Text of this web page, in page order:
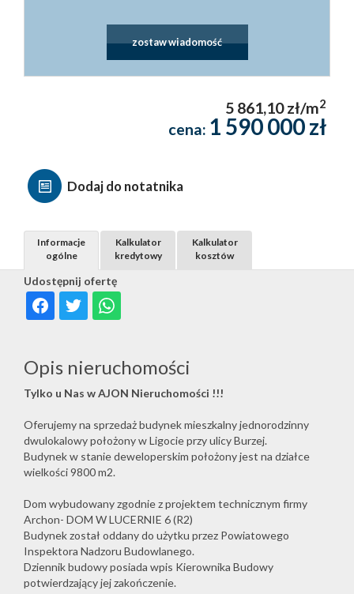
zostaw wiadomość
5 861,10 zł/m2
cena: 1 590 000 zł
Dodaj do notatnika
Udostępnij ofertę
Informacje
ogólne
Kalkulator
kredytowy
Kalkulator
kosztów
Opis nieruchomości
Tylko u Nas w AJON Nieruchomości !!!
Oferujemy na sprzedaż budynek mieszkalny jednorodzinny
dwulokalowy położony w Ligocie przy ulicy Burzej.
Budynek w stanie deweloperskim położony jest na działce
wielkości 9800 m2.
Dom wybudowany zgodnie z projektem technicznym firmy
Archon- DOM W LUCERNIE 6 (R2)
Budynek został oddany do użytku przez Powiatowego
Inspektora Nadzoru Budowlanego.
Dziennik budowy posiada wpis Kierownika Budowy
potwierdzający jej zakończenie.